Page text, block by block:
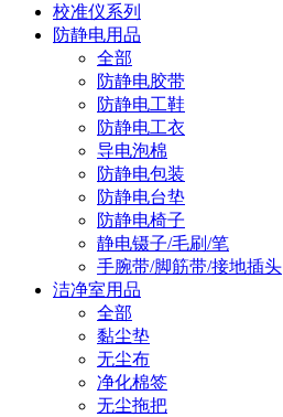
校准仪系列
防静电用品
全部
防静电胶带
防静电工鞋
防静电工衣
导电泡棉
防静电包装
防静电台垫
防静电椅子
静电镊子/毛刷/笔
手腕带/脚筋带/接地插头
洁净室用品
全部
黏尘垫
无尘布
净化棉签
无尘拖把